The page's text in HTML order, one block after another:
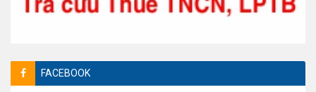
FACEBOOK